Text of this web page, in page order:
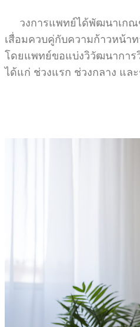
วงการแพทย์ได้พัฒนาเกณ
เสื่อมควบคู่กับความก้าวหน้า
โดยแพทย์ขอแบ่งวิวัฒนาการ
ได้แก่ ช่วงแรก ช่วงกลาง แล